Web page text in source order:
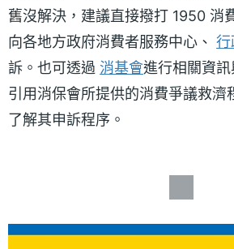
舊沒解決，建議直接撥打 1950 消
向各地方政府消費者服務中心、 行
訴。也可透過 消基會進行相關資
引用消保會所提供的消費爭議救濟
了解其申訴程序。